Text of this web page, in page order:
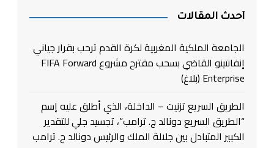
أحدث المقالات
الجامعة الملكية المغربية لكرة القدم ترحب بقرار جياني
إنفانتينو القاضي بسحب مقترح مشروع FIFA Forward
Enterprise (بلاغ)
الطريق السريع تزنيت – الداخلة، الذي أطلق عليه إسم
“الطريق السريع دونالد ج. ترامب”، تجسيد جلي للتقدير
الكبير المتبادل بين جلالة الملك والرئيس دونالد ج. ترامب